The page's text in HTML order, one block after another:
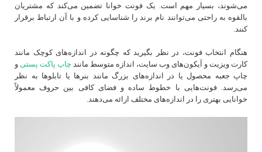
می‌شوند، بسیار مهم است. یک فونت خوانا تضمین می‌کند که مشتریان
بالقوه به راحتی می‌توانند نام برند را شناسایی کرده و با آن ارتباط برقرار
کنند.
هنگام انتخاب فونت، در نظر بگیرید که چگونه در اندازه‌های کوچک مانند
کارت ویزیت و آیکون‌های وب‌ سایت، اندازه متوسط مانند چاپ پاکت پستی و
چاپ جعبه محصول یا در اندازه‌های بزرگ مانند بنرها یا تابلوها به نظر
می‌رسد. فونت‌هایی با خطوط ساده و فضای کافی بین حروف معمولاً
خوانایی بهتری را در اندازه‌های مختلف ارائه می‌دهند.